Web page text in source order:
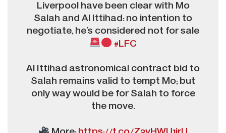
Liverpool have been clear with Mo
Salah and Al Ittihad: no intention to
negotiate, he’s considered not for sale
#LFC
Al Ittihad astronomical contract bid to
Salah remains valid to tempt Mo; but
only way would be for Salah to force
the move.